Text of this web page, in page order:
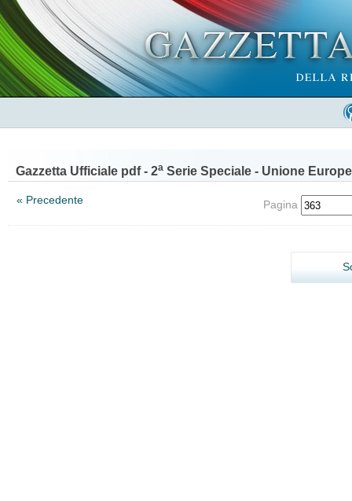
Gazzetta Ufficiale pdf - 2a Serie Speciale - Unione
« Precedente Pagina